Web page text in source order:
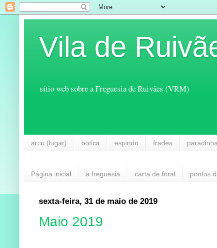
Vila de
sítio web sobre a Freguesia de Ruivães (VRM)
arco (lugar) botica espindo frades
Página inicial a freguesia carta de foral pontos
sexta-feira, 31 de maio de 2019
Maio 2019